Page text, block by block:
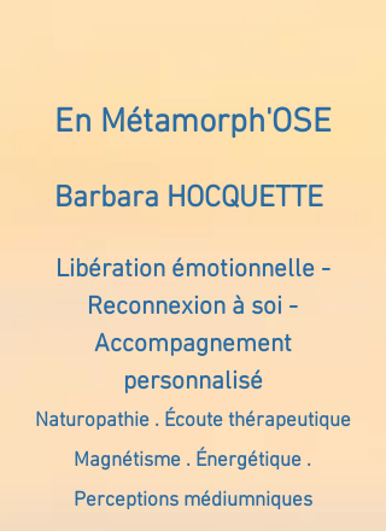
En Métamorph'OSE
Barbara HOCQUETTE
Libération émotionnelle -
Reconnexion à soi -
Accompagnement
personnalisé
Naturopathie . Écoute thérapeutique
Magnétisme . Énergétique .
Perceptions médiumniques